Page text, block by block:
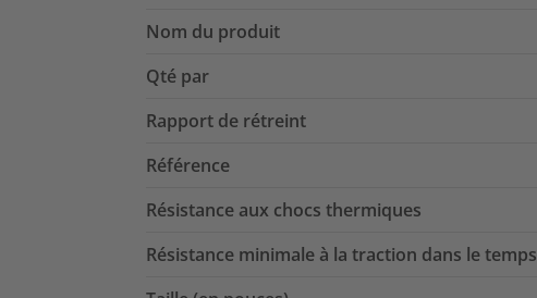
Nom du produit
Qté par
Rapport de rétreint
Référence
Résistance aux chocs thermiques
Résistance minimale à la traction dans le temps